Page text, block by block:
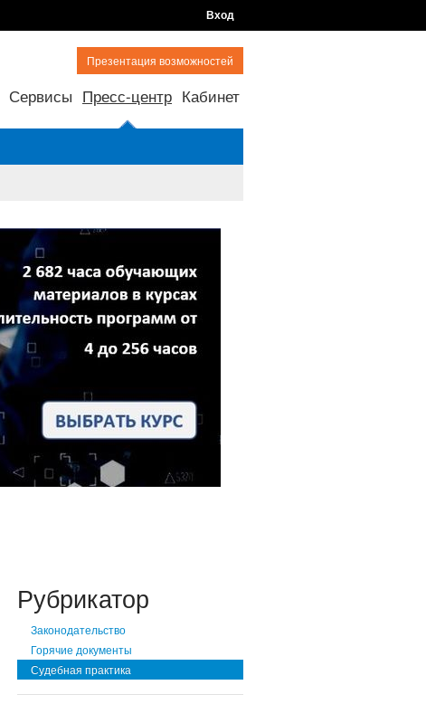
Вход
Презентация возможностей
Сервисы Пресс-центр Кабинет
Рубрикатор
Законодательство
Горячие документы
Судебная практика